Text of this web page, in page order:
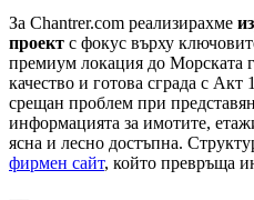
За Chantrer.com реализирахме
проект с фокус върху
премиум локация до Морската
качество и готова сграда с
срещан проблем при
информацията за имотите,
ясна и лесно достъпна.
фирмен сайт, който превръща